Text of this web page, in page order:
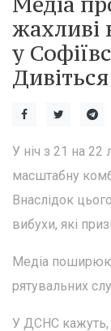
жахливі
у
У ніч з 21 на 22
масштабну
Внаслідок
вибухи, які
Медіа
рятувальних
У ДСНС кажуть,